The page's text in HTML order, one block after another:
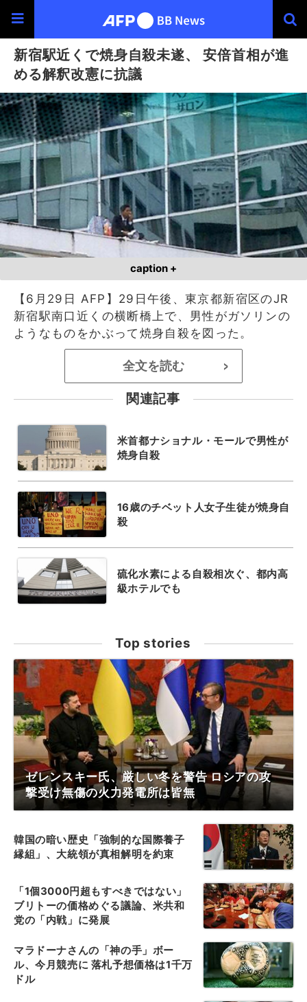
新宿駅近くで焼身自殺未遂、 安倍首相が進
める解釈改憲に抗議
caption +
【6月29日 AFP】29日午後、東京都新宿区のJR
新宿駅南口近くの横断橋上で、男性がガソリンの
ようなものをかぶって焼身自殺を図った。
全文を読む >
関連記事
米首都ナショナル・モールで男性が
焼身自殺
16歳のチベット人女子生徒が焼身自
殺
硫化水素による自殺相次ぐ、都内高
級ホテルでも
Top stories
ゼレンスキー氏、厳しい冬を警告 ロシアの攻
撃受け無傷の火力発電所は皆無
韓国の暗い歴史「強制的な国際養子
縁組」、大統領が真相解明を約束
「1個3000円超もすべきではない」
ブリトーの価格めぐる議論、米共和
党の「内戦」に発展
マラドーナさんの「神の手」ボー
ル、今月競売に 落札予想価格は1千万
ドル